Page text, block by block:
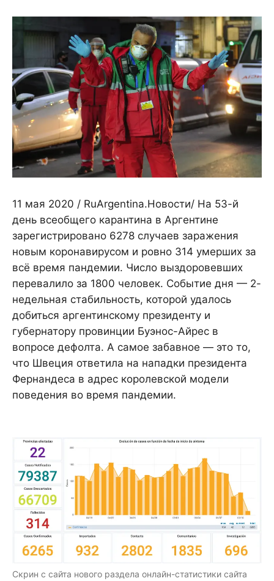
11 мая 2020 / RuArgentina.Новости/ На 53-й
день всеобщего карантина в Аргентине
зарегистрировано 6278 случаев заражения
новым коронавирусом и ровно 314 умерших за
всё время пандемии. Число выздоровевших
перевалило за 1800 человек. Событие дня — 2-
недельная стабильность, которой удалось
добиться аргентинскому президенту и
губернатору провинции Буэнос-Айрес в
вопросе дефолта. А самое забавное — это то,
что Швеция ответила на нападки президента
Фернандеса в адрес королевской модели
поведения во время пандемии.
Скрин с сайта нового раздела онлайн-статистики сайта